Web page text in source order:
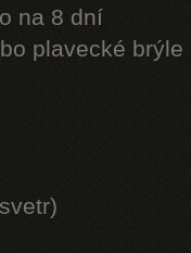
na 8 dní
plavecké brýle